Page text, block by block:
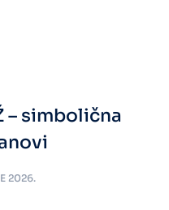
– simbolična
2026.